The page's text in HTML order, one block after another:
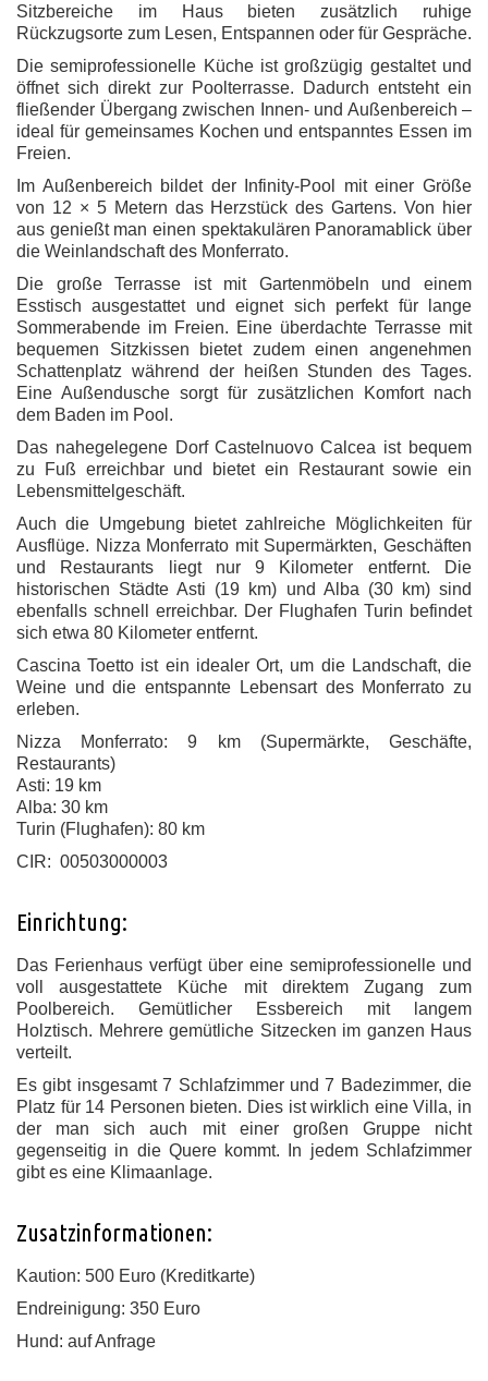
Sitzbereiche im Haus bieten zusätzlich ruhige
Rückzugsorte zum Lesen, Entspannen oder für Gespräche.
Die semiprofessionelle Küche ist großzügig gestaltet und
öffnet sich direkt zur Poolterrasse. Dadurch entsteht ein
fließender Übergang zwischen Innen- und Außenbereich –
ideal für gemeinsames Kochen und entspanntes Essen im
Freien.
Im Außenbereich bildet der Infinity-Pool mit einer Größe
von 12 × 5 Metern das Herzstück des Gartens. Von hier
aus genießt man einen spektakulären Panoramablick über
die Weinlandschaft des Monferrato.
Die große Terrasse ist mit Gartenmöbeln und einem
Esstisch ausgestattet und eignet sich perfekt für lange
Sommerabende im Freien. Eine überdachte Terrasse mit
bequemen Sitzkissen bietet zudem einen angenehmen
Schattenplatz während der heißen Stunden des Tages.
Eine Außendusche sorgt für zusätzlichen Komfort nach
dem Baden im Pool.
Das nahegelegene Dorf Castelnuovo Calcea ist bequem
zu Fuß erreichbar und bietet ein Restaurant sowie ein
Lebensmittelgeschäft.
Auch die Umgebung bietet zahlreiche Möglichkeiten für
Ausflüge. Nizza Monferrato mit Supermärkten, Geschäften
und Restaurants liegt nur 9 Kilometer entfernt. Die
historischen Städte Asti (19 km) und Alba (30 km) sind
ebenfalls schnell erreichbar. Der Flughafen Turin befindet
sich etwa 80 Kilometer entfernt.
Cascina Toetto ist ein idealer Ort, um die Landschaft, die
Weine und die entspannte Lebensart des Monferrato zu
erleben.
Nizza Monferrato: 9 km (Supermärkte, Geschäfte,
Restaurants)
Asti: 19 km
Alba: 30 km
Turin (Flughafen): 80 km
CIR: 00503000003
Einrichtung:
Das Ferienhaus verfügt über eine semiprofessionelle und
voll ausgestattete Küche mit direktem Zugang zum
Poolbereich. Gemütlicher Essbereich mit langem
Holztisch. Mehrere gemütliche Sitzecken im ganzen Haus
verteilt.
Es gibt insgesamt 7 Schlafzimmer und 7 Badezimmer, die
Platz für 14 Personen bieten. Dies ist wirklich eine Villa, in
der man sich auch mit einer großen Gruppe nicht
gegenseitig in die Quere kommt. In jedem Schlafzimmer
gibt es eine Klimaanlage.
Zusatzinformationen:
Kaution: 500 Euro (Kreditkarte)
Endreinigung: 350 Euro
Hund: auf Anfrage